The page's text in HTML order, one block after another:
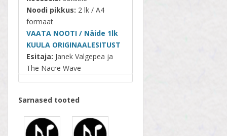
Noodi pikkus: 2 lk / A4
formaat
VAATA NOOTI / Näide 1lk
KUULA ORIGINAALESITUST
Esitaja: Janek Valgepea ja
The Nacre Wave
Sarnased tooted